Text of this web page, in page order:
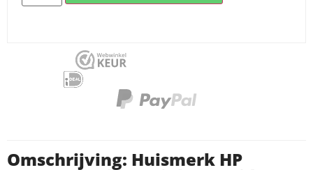
Omschrijving: Huismerk HP